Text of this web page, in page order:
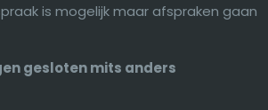
is mogelijk maar afspraken gaan
gesloten mits anders